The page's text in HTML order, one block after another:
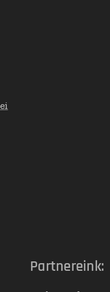
Partnereink: